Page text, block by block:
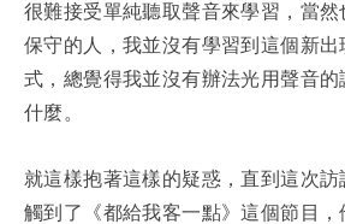
支持我們
演講邀約
很難接受單純聽取聲音來學習，當然
保守的人，我並沒有學習到這個新
式，總覺得我並沒有辦法光用聲音
什麼。
就這樣抱著這樣的疑惑，直到這次
觸到了《都給我客一點》這個節目，